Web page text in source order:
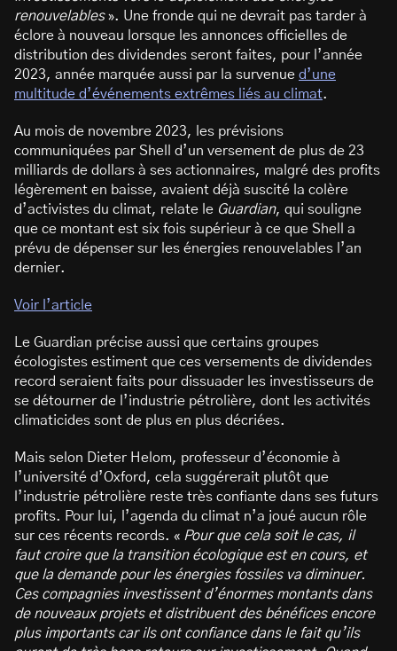
renouvelables». Une fronde qui ne devrait pas tarder à
éclore à nouveau lorsque les annonces officielles de
distribution des dividendes seront faites, pour l’année
2023, année marquée aussi par la survenue d’une
multitude d’événements extrêmes liés au climat.
Au mois de novembre 2023, les prévisions
communiquées par Shell d’un versement de plus de 23
milliards de dollars à ses actionnaires, malgré des profits
légèrement en baisse, avaient déjà suscité la colère
d’activistes du climat, relate le Guardian, qui souligne
que ce montant est six fois supérieur à ce que Shell a
prévu de dépenser sur les énergies renouvelables l’an
dernier.
Voir l’article
Le Guardian précise aussi que certains groupes
écologistes estiment que ces versements de dividendes
record seraient faits pour dissuader les investisseurs de
se détourner de l’industrie pétrolière, dont les activités
climaticides sont de plus en plus décriées.
Mais selon Dieter Helom, professeur d’économie à
l’université d’Oxford, cela suggérerait plutôt que
l’industrie pétrolière reste très confiante dans ses futurs
profits. Pour lui, l’agenda du climat n’a joué aucun rôle
sur ces récents records. « Pour que cela soit le cas, il
faut croire que la transition écologique est en cours, et
que la demande pour les énergies fossiles va diminuer.
Ces compagnies investissent d’énormes montants dans
de nouveaux projets et distribuent des bénéfices encore
plus importants car ils ont confiance dans le fait qu’ils